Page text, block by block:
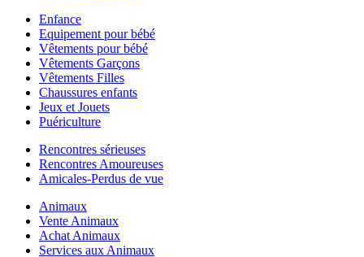
Enfance
Equipement pour bébé
Vêtements pour bébé
Vêtements Garçons
Vêtements Filles
Chaussures enfants
Jeux et Jouets
Puériculture
Rencontres sérieuses
Rencontres Amoureuses
Amicales-Perdus de vue
Animaux
Vente Animaux
Achat Animaux
Services aux Animaux